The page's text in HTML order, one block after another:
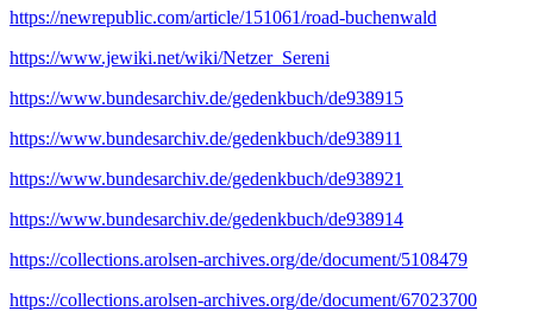
https://newrepublic.com/article/151061/road-buchenwald
https://www.jewiki.net/wiki/Netzer_Sereni
https://www.bundesarchiv.de/gedenkbuch/de938915
https://www.bundesarchiv.de/gedenkbuch/de938911
https://www.bundesarchiv.de/gedenkbuch/de938921
https://www.bundesarchiv.de/gedenkbuch/de938914
https://collections.arolsen-archives.org/de/document/5108479
https://collections.arolsen-archives.org/de/document/67023700